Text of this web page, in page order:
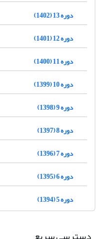
دوره 13 (1402)
دوره 12 (1401)
دوره 11 (1400)
دوره 10 (1399)
دوره 9 (1398)
دوره 8 (1397)
دوره 7 (1396)
دوره 6 (1395)
دوره 5 (1394)